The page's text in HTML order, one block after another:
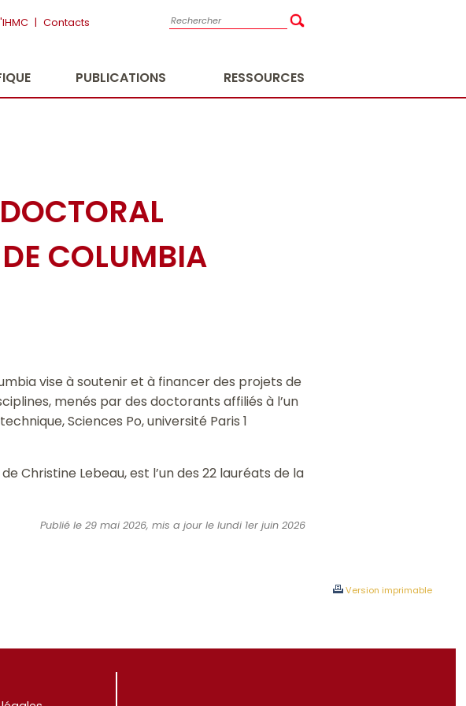
| Contacts
PUBLICATIONS RESSOURCES
COLUMBIA
vise à soutenir et à financer des projets de
menés par des doctorants affiliés à l’un
Sciences Po, université Paris 1
Christine Lebeau, est l’un des 22 lauréats de la
Publié le 29 mai 2026, mis a jour le lundi 1er juin 2026
Version imprimable